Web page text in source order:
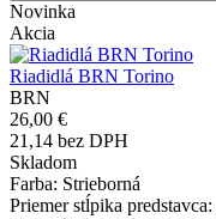
Novinka
Akcia
Riadidlá BRN Torino
BRN
26,00 €
21,14 bez DPH
Skladom
Farba: Strieborná
Priemer stĺpika predstavca